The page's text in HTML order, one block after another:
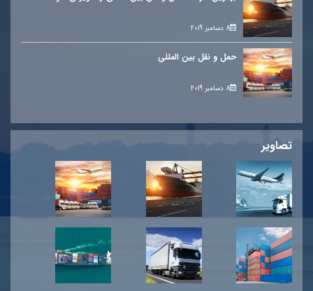
8 دسامبر 2019
حمل و نقل بین المللی
8 دسامبر 2019
تصاویر